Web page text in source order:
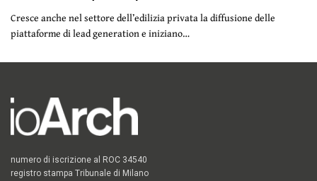
Cresce anche nel settore dell’edilizia privata la diffusione delle
piattaforme di lead generation e iniziano…
numero di iscrizione al ROC 34540
registro stampa Tribunale di Milano